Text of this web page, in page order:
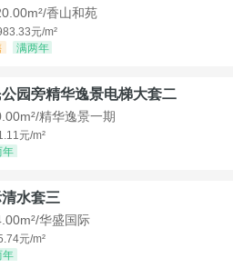
香山和苑
元/m²
满两年
园旁精华逸景电梯大套二
精华逸景一期
元/m²
年
水套三
华盛国际
元/m²
年